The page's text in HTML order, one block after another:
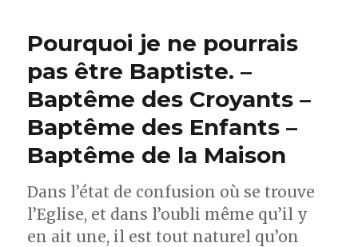
Pourquoi je ne pourrais
pas être Baptiste. –
Baptême des Croyants –
Baptême des Enfants –
Baptême de la Maison
Dans l’état de confusion où se trouve
l’Eglise, et dans l’oubli même qu’il y
en ait une, il est tout naturel qu’on